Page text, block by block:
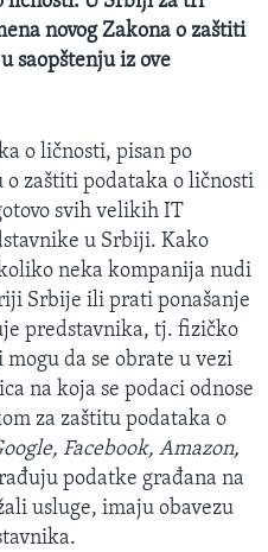
novog Zakona o zaštiti
saopštenju iz ove
o ličnosti, pisan po
zaštiti podataka o ličnosti
svih velikih IT
u Srbiji. Kako
neka kompanija nudi
Srbije ili prati ponašanje
predstavnika, tj. fizičko
da se obrate u vezi
na koja se podaci odnose
za zaštitu podataka o
Facebook, Amazon,
podatke građana na
usluge, imaju obavezu